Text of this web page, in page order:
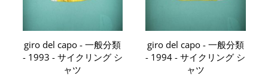
giro del capo - 一般分類
- 1993 - サイクリング シ
ャツ
giro del capo - 一般分類
- 1994 - サイクリング シ
ャツ